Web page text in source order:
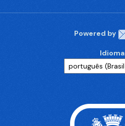
Powered by
Idioma